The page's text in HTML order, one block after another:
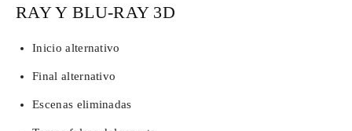
RAY Y BLU-RAY 3D
Inicio alternativo
Final alternativo
Escenas eliminadas